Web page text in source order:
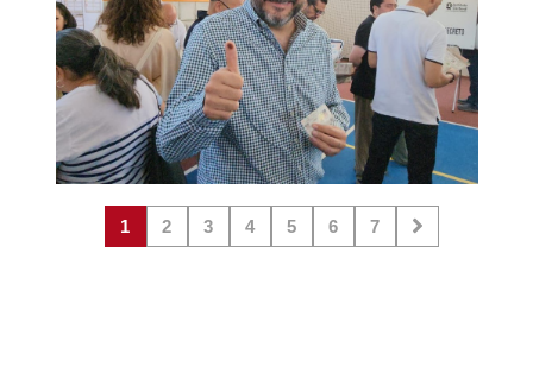
1 2 3 4 5 6 7